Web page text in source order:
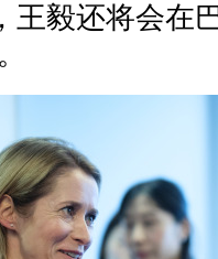
王毅还将会在